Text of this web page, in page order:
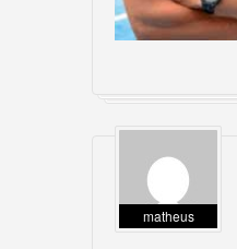
matheus